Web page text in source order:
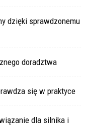
dzięki sprawdzonemu
doradztwa
się w praktyce
dla silnika i